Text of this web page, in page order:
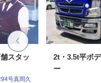
スタッ
号真岡久
2t・3.5t平ボ
ー